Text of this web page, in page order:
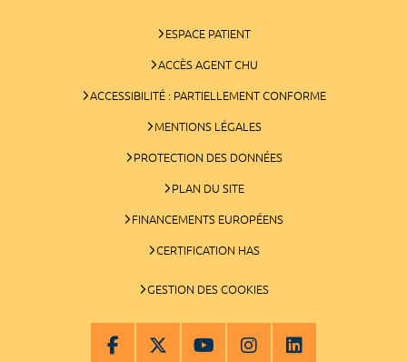
ESPACE PATIENT
ACCÈS AGENT CHU
ACCESSIBILITÉ : PARTIELLEMENT CONFORME
MENTIONS LÉGALES
PROTECTION DES DONNÉES
PLAN DU SITE
FINANCEMENTS EUROPÉENS
CERTIFICATION HAS
GESTION DES COOKIES